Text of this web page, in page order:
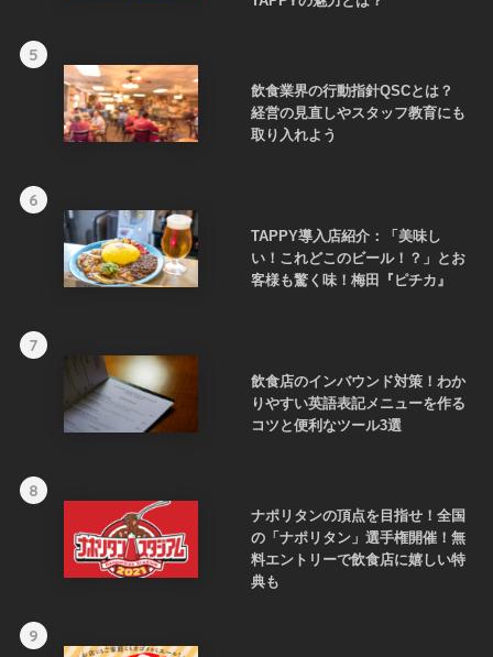
5
飲食業界の行動指針QSCとは？
経営の見直しやスタッフ教育にも
取り入れよう
6
TAPPY導入店紹介：「美味し
い！これどこのビール！？」とお
客様も驚く味！梅田『ピチカ』
7
飲食店のインバウンド対策！わか
りやすい英語表記メニューを作る
コツと便利なツール3選
8
ナポリタンの頂点を目指せ！全国
の「ナポリタン」選手権開催！無
料エントリーで飲食店に嬉しい特
典も
9